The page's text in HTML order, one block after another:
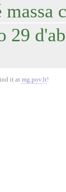
massa
29
it atmg.pov.lt!